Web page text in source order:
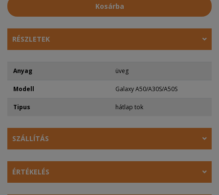
Kosárba
RÉSZLETEK
Anyag üveg
Modell Galaxy A50/A30S/A50S
Tipus hátlap tok
SZÁLLÍTÁS
ÉRTÉKELÉS